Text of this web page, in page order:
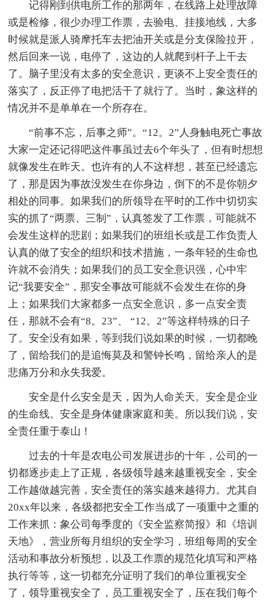
记得刚到供电所工作的那两年，在线路上处理故障
或是检修，很少办理工作票，去验电、挂接地线，大多
时候就是派人骑摩托车去把油开关或是分支保险拉开，
然后回来一说，电停了，这边的人就爬到杆子上干去
了。脑子里没有太多的安全意识，更谈不上安全责任的
落实了，反正停了电把活干了就行了。当时，象这样的
情况并不是单单在一个所存在。
“前事不忘，后事之师”。“12。2”人身触电死亡事故
大家一定还记得吧这件事虽过去6个年头了，但有时想想
就像发生在昨天。也许有的人不这样想，甚至已经遗忘
了，那是因为事故没发生在你身边，倒下的不是你朝夕
相处的同事。如果我们的所领导在平时的工作中切切实
实的抓了“两票、三制”，认真签发了工作票，可能就不
会发生这样的悲剧；如果我们的班组长或是工作负责人
认真的做了安全的组织和技术措施，一条年轻的生命也
许就不会消失；如果我们的员工安全意识强，心中牢
记“我要安全”，那安全事故可能就不会发生在你的身
上；如果我们大家都多一点安全意识，多一点安全责
任，那就不会有“8。23”、 “12。2”等这样特殊的日子
了。安全没有如果，等到我们说如果的时候，一切都晚
了，留给我们的是追悔莫及和警钟长鸣，留给亲人的是
悲痛万分和永失我爱。
安全是什么安全是天，因为人命关天。安全是企业
的生命线。安全是身体健康家庭和美。所以我们说，安
全责任重于泰山！
过去的十年是农电公司发展进步的十年，公司的一
切都逐步走上了正规，各级领导越来越重视安全，安全
工作越做越完善，安全责任的落实越来越得力。尤其自
20xx年以来，各级都把安全工作当成了一项重中之重的
工作来抓：象公司每季度的《安全监察简报》和《培训
天地》，营业所每月组织的安全学习，班组每周的安全
活动和事故分析预想，以及工作票的规范化填写和严格
执行等等，这一切都充分证明了我们的单位重视安全
了，领导重视安全了，员工重视安全了，压在我们每个